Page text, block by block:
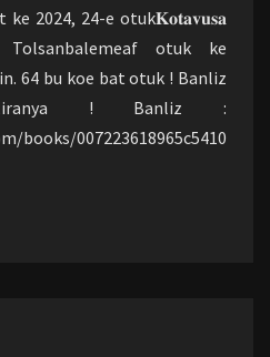
ke 2024, 24-e otuk𝐊𝐨𝐭𝐚𝐯𝐮𝐬𝐚
Tolsanbalemeaf otuk ke
64 bu koe bat otuk ! Banliz
! Banliz :
books/007223618965c5410